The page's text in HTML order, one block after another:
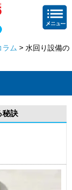
ラム > 水回り設備の
秘訣